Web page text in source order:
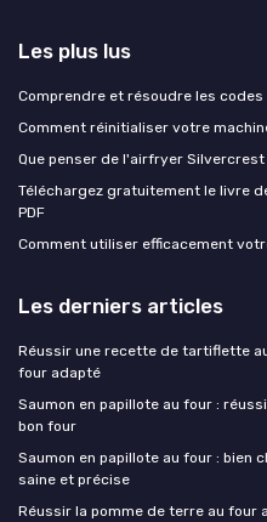
Les plus lus
Comprendre et résoudre les
Comment réinitialiser votre
Que penser de l'airfryer Silvercrest
Téléchargez gratuitement le livre
PDF
Comment utiliser efficacement
Les derniers articles
Réussir une recette de tartiflette
four adapté
Saumon en papillote au four :
bon four
Saumon en papillote au four : bien
saine et précise
Réussir la pomme de terre au four